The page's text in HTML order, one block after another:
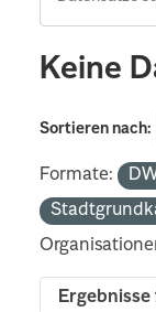
Keine
Sortieren nach
Formate: